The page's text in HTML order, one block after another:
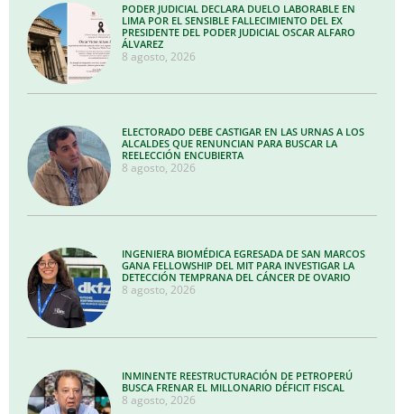
PODER JUDICIAL DECLARA DUELO LABORABLE EN
LIMA POR EL SENSIBLE FALLECIMIENTO DEL EX
PRESIDENTE DEL PODER JUDICIAL OSCAR ALFARO
ÁLVAREZ
8 agosto, 2026
ELECTORADO DEBE CASTIGAR EN LAS URNAS A LOS
ALCALDES QUE RENUNCIAN PARA BUSCAR LA
REELECCIÓN ENCUBIERTA
8 agosto, 2026
INGENIERA BIOMÉDICA EGRESADA DE SAN MARCOS
GANA FELLOWSHIP DEL MIT PARA INVESTIGAR LA
DETECCIÓN TEMPRANA DEL CÁNCER DE OVARIO
8 agosto, 2026
INMINENTE REESTRUCTURACIÓN DE PETROPERÚ
BUSCA FRENAR EL MILLONARIO DÉFICIT FISCAL
8 agosto, 2026